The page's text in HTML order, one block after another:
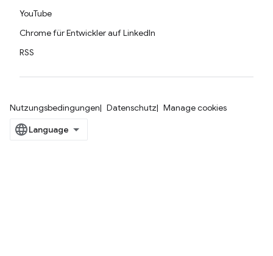
YouTube
Chrome für Entwickler auf LinkedIn
RSS
Nutzungsbedingungen Datenschutz Manage cookies